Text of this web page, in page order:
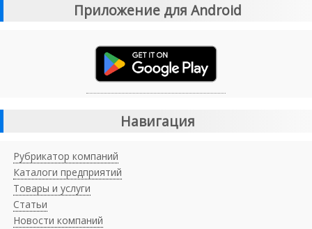
Приложение для Android
Навигация
Рубрикатор компаний
Каталоги предприятий
Товары и услуги
Статьи
Новости компаний